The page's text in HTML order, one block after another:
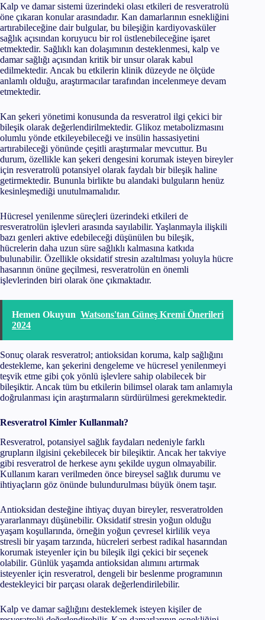
Kalp ve damar sistemi üzerindeki olası etkileri de resveratrolü
öne çıkaran konular arasındadır. Kan damarlarının esnekliğini
artırabileceğine dair bulgular, bu bileşiğin kardiyovasküler
sağlık açısından koruyucu bir rol üstlenebileceğine işaret
etmektedir. Sağlıklı kan dolaşımının desteklenmesi, kalp ve
damar sağlığı açısından kritik bir unsur olarak kabul
edilmektedir. Ancak bu etkilerin klinik düzeyde ne ölçüde
anlamlı olduğu, araştırmacılar tarafından incelenmeye devam
etmektedir.
Kan şekeri yönetimi konusunda da resveratrol ilgi çekici bir
bileşik olarak değerlendirilmektedir. Glikoz metabolizmasını
olumlu yönde etkileyebileceği ve insülin hassasiyetini
artırabileceği yönünde çeşitli araştırmalar mevcuttur. Bu
durum, özellikle kan şekeri dengesini korumak isteyen bireyler
için resveratrolü potansiyel olarak faydalı bir bileşik haline
getirmektedir. Bununla birlikte bu alandaki bulguların henüz
kesinleşmediği unutulmamalıdır.
Hücresel yenilenme süreçleri üzerindeki etkileri de
resveratrolün işlevleri arasında sayılabilir. Yaşlanmayla ilişkili
bazı genleri aktive edebileceği düşünülen bu bileşik,
hücrelerin daha uzun süre sağlıklı kalmasına katkıda
bulunabilir. Özellikle oksidatif stresin azaltılması yoluyla hücre
hasarının önüne geçilmesi, resveratrolün en önemli
işlevlerinden biri olarak öne çıkmaktadır.
Hemen Okuyun Watsons'tan Güneş Kremi Önerileri
2024
Sonuç olarak resveratrol; antioksidan koruma, kalp sağlığını
destekleme, kan şekerini dengeleme ve hücresel yenilenmeyi
teşvik etme gibi çok yönlü işlevlere sahip olabilecek bir
bileşiktir. Ancak tüm bu etkilerin bilimsel olarak tam anlamıyla
doğrulanması için araştırmaların sürdürülmesi gerekmektedir.
Resveratrol Kimler Kullanmalı?
Resveratrol, potansiyel sağlık faydaları nedeniyle farklı
grupların ilgisini çekebilecek bir bileşiktir. Ancak her takviye
gibi resveratrol de herkese aynı şekilde uygun olmayabilir.
Kullanım kararı verilmeden önce bireysel sağlık durumu ve
ihtiyaçların göz önünde bulundurulması büyük önem taşır.
Antioksidan desteğine ihtiyaç duyan bireyler, resveratrolden
yararlanmayı düşünebilir. Oksidatif stresin yoğun olduğu
yaşam koşullarında, örneğin yoğun çevresel kirlilik veya
stresli bir yaşam tarzında, hücreleri serbest radikal hasarından
korumak isteyenler için bu bileşik ilgi çekici bir seçenek
olabilir. Günlük yaşamda antioksidan alımını artırmak
isteyenler için resveratrol, dengeli bir beslenme programının
destekleyici bir parçası olarak değerlendirilebilir.
Kalp ve damar sağlığını desteklemek isteyen kişiler de